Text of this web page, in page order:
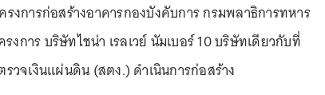
งการก่อสร้างอาคารกองบังคับการ กรมพลาธิการทหาร
รงการ บริษัทไชน่า เรลเวย์ นัมเบอร์ 10 บริษัทเดียวกับที่
วจเงินแผ่นดิน (สตง.) ดำเนินการก่อสร้าง